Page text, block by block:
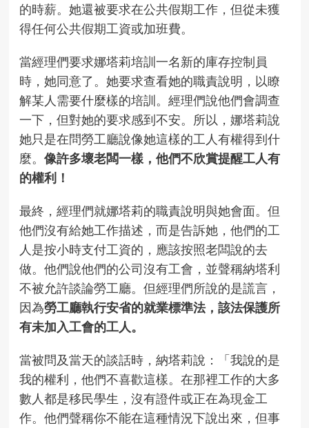
的時薪。她還被要求在公共假期工作，但從未獲
得任何公共假期工資或加班費。
當經理們要求娜塔莉培訓一名新的庫存控制員
時，她同意了。她要求查看她的職責說明，以瞭
解某人需要什麼樣的培訓。經理們說他們會調查
一下，但對她的要求感到不安。所以，娜塔莉說
她只是在問勞工廳說像她這樣的工人有權得到什
麼。 像許多壞老闆一樣，他們不欣賞提醒工人有
的權利！
最終，經理們就娜塔莉的職責說明與她會面。但
他們沒有給她工作描述，而是告訴她，他們的工
人是按小時支付工資的，應該按照老闆說的去
做。他們說他們的公司沒有工會，並聲稱納塔利
不被允許談論勞工廳。但經理們所說的是謊言，
因為勞工廳執行安省的就業標準法，該法保護所
有未加入工會的工人。
當被問及當天的談話時，納塔莉說：「我說的是
我的權利，他們不喜歡這樣。在那裡工作的大多
數人都是移民學生，沒有證件或正在為現金工
作。他們聲稱你不能在這種情況下說出來，但事